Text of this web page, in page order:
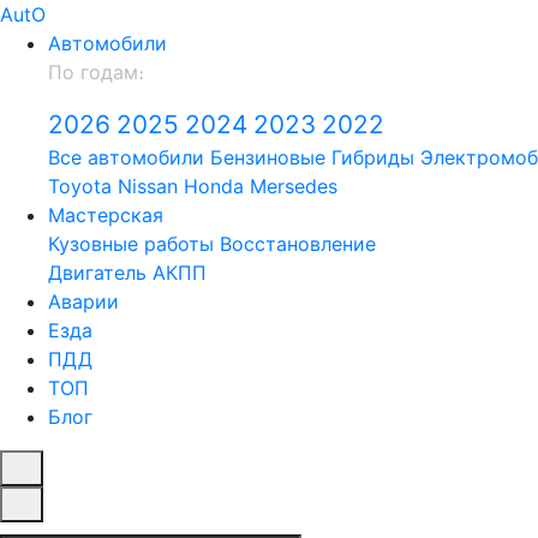
AutO
Автомобили
По годам։
2026 2025 2024 2023 2022
Все автомобили Бензиновые Гибриды
Toyota Nissan Honda Mersedes
Мастерская
Кузовные работы Восстановление
Двигатель АКПП
Аварии
Езда
ПДД
ТОП
Блог